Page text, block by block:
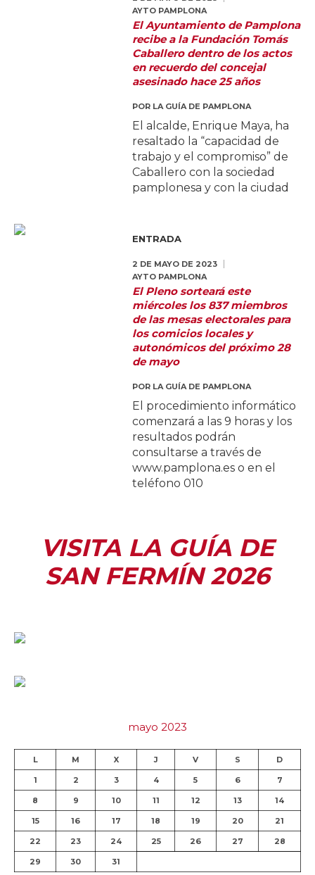
AYTO PAMPLONA
El Ayuntamiento de Pamplona
recibe a la Fundación Tomás
Caballero dentro de los actos
en recuerdo del concejal
asesinado hace 25 años
POR LA GUÍA DE PAMPLONA
El alcalde, Enrique Maya, ha
resaltado la “capacidad de
trabajo y el compromiso” de
Caballero con la sociedad
pamplonesa y con la ciudad
ENTRADA
2 DE MAYO DE 2023
AYTO PAMPLONA
El Pleno sorteará este
miércoles los 837 miembros
de las mesas electorales para
los comicios locales y
autonómicos del próximo 28
de mayo
POR LA GUÍA DE PAMPLONA
El procedimiento informático
comenzará a las 9 horas y los
resultados podrán
consultarse a través de
www.pamplona.es o en el
teléfono 010
VISITA LA GUÍA DE
SAN FERMÍN 2026
mayo 2023
L M X J V S D
1 2 3 4 5 6 7
8 9 10 11 12 13 14
15 16 17 18 19 20 21
22 23 24 25 26 27 28
29 30 31